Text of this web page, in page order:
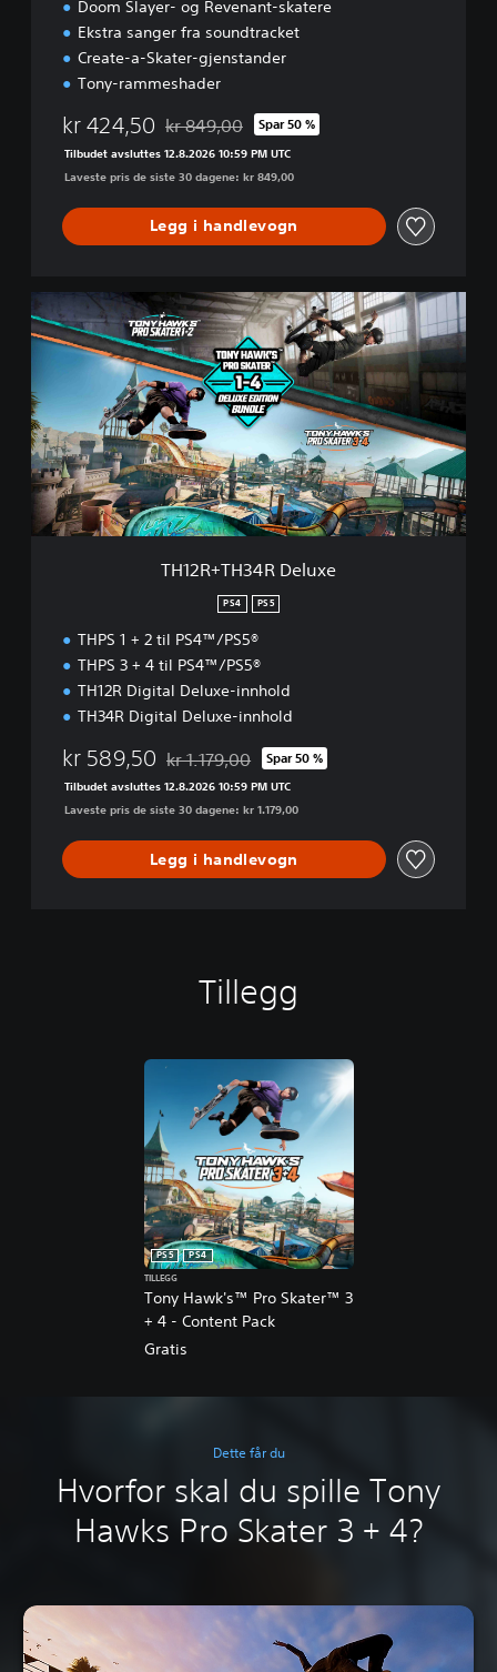
Doom Slayer- og Revenant-skatere
Ekstra sanger fra soundtracket
Create-a-Skater-gjenstander
Tony-rammeshader
kr 424,50 Nedsatt fra opprinnelig pris på kr 849,00
kr 849,00 Spar 50 %
Tilbudet avsluttes 12.8.2026 10:59 PM UTC
Laveste pris de siste 30 dagene: kr 849,00
Legg i handlevogn
H
1
+
T
H
3
4
D
TH12R+TH34R Deluxe
PS4 PS5
THPS 1 + 2 til PS4™/PS5®
THPS 3 + 4 til PS4™/PS5®
TH12R Digital Deluxe-innhold
TH34R Digital Deluxe-innhold
kr 589,50 Nedsatt fra opprinnelig pris på kr 1.179,00
kr 1.179,00 Spar 50 %
Tilbudet avsluttes 12.8.2026 10:59 PM UTC
Laveste pris de siste 30 dagene: kr 1.179,00
Legg i handlevogn
Tillegg
Tony Hawk's™ Pro Skater™ 3
+ 4 - Content Pack
PS5
PS4
TILLEGG
Gratis
Dette får du
Hvorfor skal du spille Tony
Hawks Pro Skater 3 + 4?